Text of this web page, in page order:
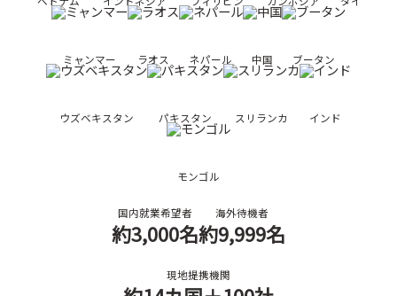
ミャンマー ラオス ネパール 中国 ブータン
ウズベキスタン パキスタン スリランカ インド
モンゴル
国内就業希望者
約3,000名
海外待機者
約9,999名
現地提携機関